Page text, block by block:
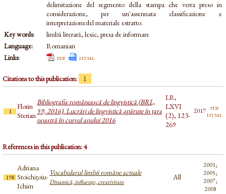
delimitazione del segmento della stampa che verra preso in
considerazione, per un'assennata classificazione e
interpretazionedel materiale estratto.
Key words:
limbă literară, lexic, presa de informare
Language:
Romanian
Links:
pdf html
Citations to this publication: 1
1
Florin
Sterian
Bibliografia românească de lingvistică (BRL,
59, 2016). Lucrări de lingvistică apărute în țara
noastră în cursul anului 2016
LR,
LXVI
(2), 123-
269
2017 pdf
html
References in this publication: 4
198
Adriana
Stoichițoiu-
Ichim
Vocabularul limbii române actuale
Dinamică, influenţe, creativitate
All
2001;
2005;
2007;
2008